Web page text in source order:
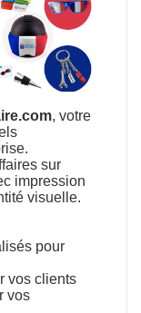
, votre
sur
impression
visuelle.
pour
vos clients
vos